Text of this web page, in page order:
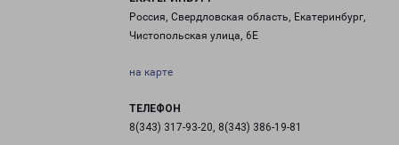
Россия, Свердловская область, Екатеринбург,
Чистопольская улица, 6Е
на карте
ТЕЛЕФОН
8(343) 317-93-20, 8(343) 386-19-81